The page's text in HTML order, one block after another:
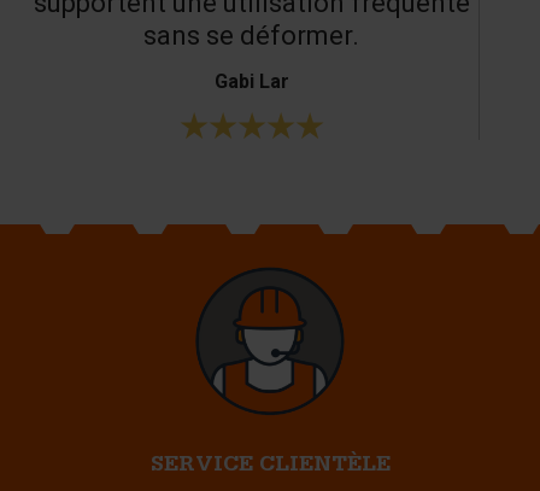
sans se déformer.
Gabi Lar
SERVICE CLIENTÈLE